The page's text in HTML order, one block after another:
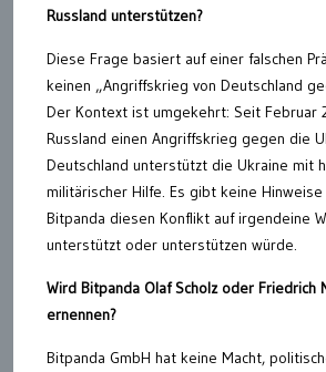
Russland unterstützen?
Diese Frage basiert auf einer falschen
keinen „Angriffskrieg von Deutschland
Der Kontext ist umgekehrt: Seit Februar
Russland einen Angriffskrieg gegen die
Deutschland unterstützt die Ukraine mit
militärischer Hilfe. Es gibt keine
Bitpanda diesen Konflikt auf irgendeine
unterstützt oder unterstützen würde.
Wird Bitpanda Olaf Scholz oder Friedrich
ernennen?
Bitpanda GmbH hat keine Macht,